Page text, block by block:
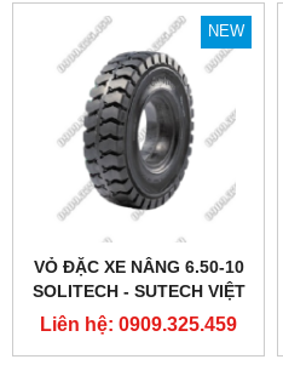
NEW
VỎ ĐẶC XE NÂNG 6.50-10
SOLITECH - SUTECH VIỆT
NAM
Liên hệ: 0909.325.459